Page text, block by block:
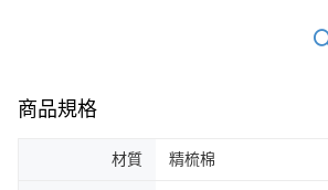
商品規格
材質 精梳棉